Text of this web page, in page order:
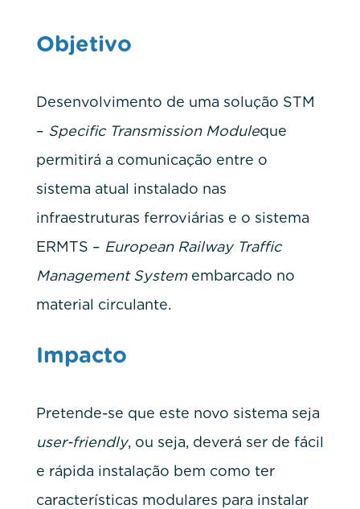
Objetivo
Desenvolvimento de uma solução STM
– Specific Transmission Moduleque
permitirá a comunicação entre o
sistema atual instalado nas
infraestruturas ferroviárias e o sistema
ERMTS – European Railway Traffic
Management Systemembarcado no
material circulante.
Impacto
Pretende-se que este novo sistema seja
user-friendly, ou seja, deverá ser de fácil
e rápida instalação bem como ter
características modulares para instalar